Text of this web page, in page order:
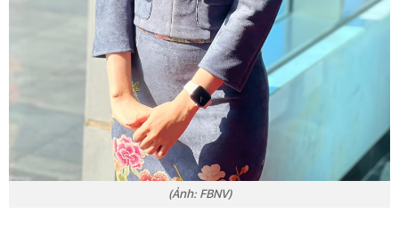
(Ảnh: FBNV)